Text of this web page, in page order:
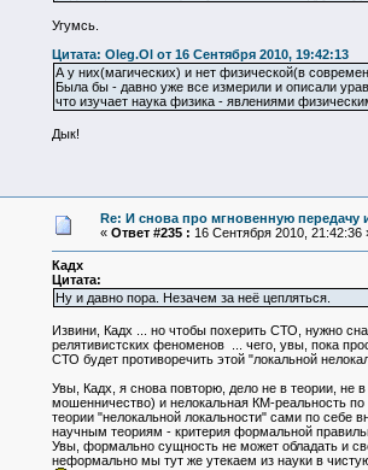
Угумсь.
Цитата: Oleg.Ol от 16 Сентября 2010, 19:42:13
А у них(магических) и нет физической(в
Была бы - давно уже все измерили и описали
что изучает наука физика - явлениями
Дык!
Re: И снова про мгновенную
« Ответ #235 : 16 Сентября 2010, 21:42:36
Кадх
Цитата:
Ну и давно пора. Незачем за неё цепляться.
Извини, Кадх ... но чтобы похерить СТО, нужно
релятивистских феноменов ... чего, увы, пока
СТО будет противоречить этой "локальной
Увы, Кадх, я снова повторю, дело не в теории, не
мошенничество) и нелокальная КМ-реальность
теории "нелокальной локальности" сами по себе
научным теориям - критерия формальной
Увы, формально сущность не может обладать и
неформально мы тут же утекаем из науки в